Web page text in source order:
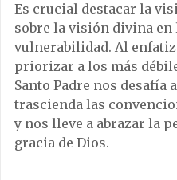
Es crucial destacar la
sobre la visión divina
vulnerabilidad. Al
priorizar a los más
Santo Padre nos desafía
trascienda las
y nos lleve a abrazar la
gracia de Dios.